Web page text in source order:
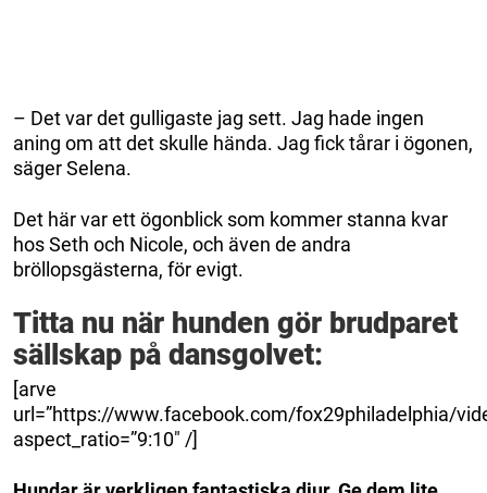
– Det var det gulligaste jag sett. Jag hade ingen
aning om att det skulle hända. Jag fick tårar i ögonen,
säger Selena.
Det här var ett ögonblick som kommer stanna kvar
hos Seth och Nicole, och även de andra
bröllopsgästerna, för evigt.
Titta nu när hunden gör brudparet
sällskap på dansgolvet:
[arve
url=”https://www.facebook.com/fox29philadelphia/
aspect_ratio=”9:10″ /]